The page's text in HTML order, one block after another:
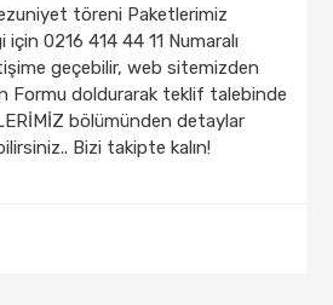
töreni Paketlerimiz
için 0216 414 44 11 Numaralı
geçebilir, web sitemizden
Formu doldurarak teklif talebinde
bölümünden detaylar
Bizi takipte kalın!